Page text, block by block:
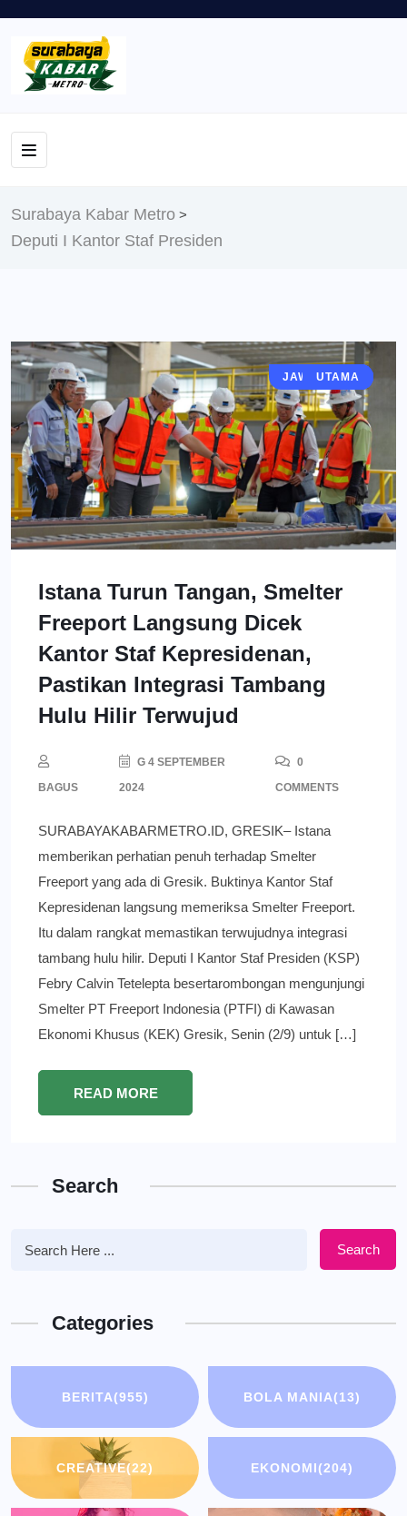
Surabaya Kabar Metro >
Deputi I Kantor Staf Presiden
BERITA
EKONOMI
GRESIK
JAWA TIMUR
UTAMA
Istana Turun Tangan, Smelter
Freeport Langsung Dicek
Kantor Staf Kepresidenan,
Pastikan Integrasi Tambang
Hulu Hilir Terwujud
BAGUS
G 4 SEPTEMBER
2024
0
COMMENTS
SURABAYAKABARMETRO.ID, GRESIK– Istana
memberikan perhatian penuh terhadap Smelter
Freeport yang ada di Gresik. Buktinya Kantor Staf
Kepresidenan langsung memeriksa Smelter Freeport.
Itu dalam rangkat memastikan terwujudnya integrasi
tambang hulu hilir. Deputi I Kantor Staf Presiden (KSP)
Febry Calvin Tetelepta besertarombongan mengunjungi
Smelter PT Freeport Indonesia (PTFI) di Kawasan
Ekonomi Khusus (KEK) Gresik, Senin (2/9) untuk […]
READ MORE
Search
Search
Categories
BERITA(955) BOLA MANIA(13)
CREATIVE(22) EKONOMI(204)